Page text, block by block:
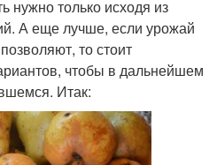
нужно только исходя из
А еще лучше, если урожай
то стоит
чтобы в дальнейшем
Итак: